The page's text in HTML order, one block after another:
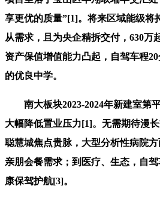
享更优的质量”[1]。将来区域能级将
从需求，且为央企精拆交付，630万
资产保值增值能力凸起，自驾车程
的优良中学。
南大板块2023-2024年新建室第平
大幅降低置业压力[1]。无需期待漫
聪慧城焦点贵脉，大型分析性病院
亲朋会餐需求；到医疗、生态，自
康保驾护航[3]。